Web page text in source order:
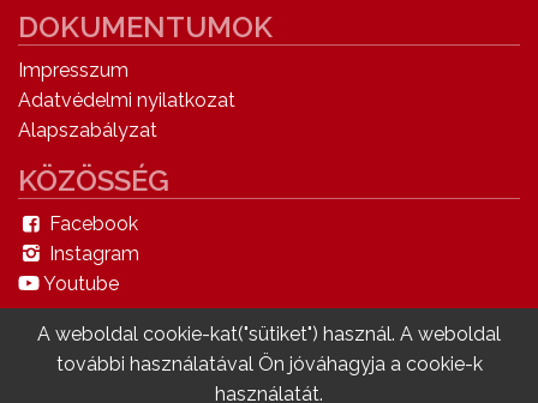
DOKUMENTUMOK
Impresszum
Adatvédelmi nyilatkozat
Alapszabályzat
KÖZÖSSÉG
Facebook
Instagram
Youtube
v0.38 L8 © Copyright 2020 - MySystem Minden
A weboldal cookie-kat("sütiket") használ. A weboldal
további használatával Ön jóváhagyja a cookie-k
használatát.